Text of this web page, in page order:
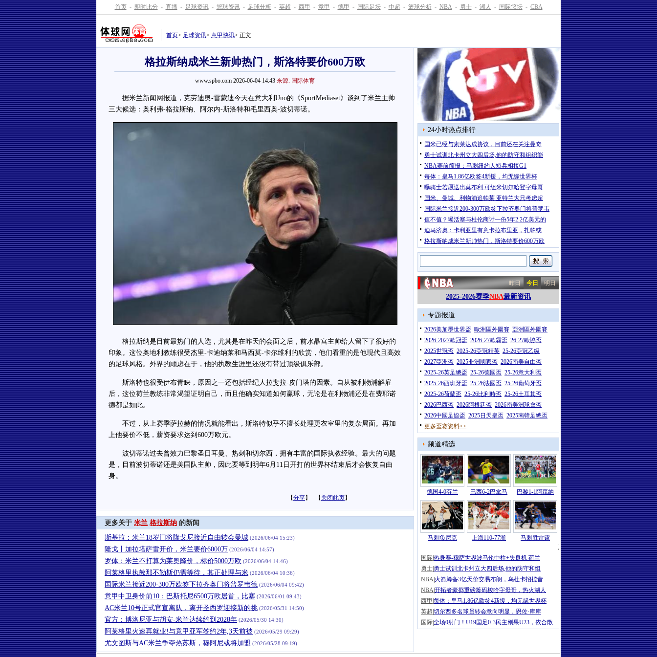
首页 - 即时比分 - 直播 - 足球资讯 - 篮球资讯 - 足球分析 - 英超 - 西甲 - 意甲 - 德甲 - 国际足坛 - 中超 - 篮球分析 - NBA - 勇士 - 湖人 - 国际篮坛 - CBA
首页> 足球资讯> 意甲快讯> 正文
格拉斯纳成米兰新帅热门，斯洛特要价600万欧
www.spbo.com 2026-06-04 14:43 来源: 国际体育
据米兰新闻网报道，克劳迪奥-雷蒙迪今天在意大利Uno的《SportMediaset》谈到了米兰主帅
三大候选：奥利弗-格拉斯纳、阿尔内-斯洛特和毛里西奥-波切蒂诺。
格拉斯纳是目前最热门的人选，尤其是在昨天的会面之后，前水晶宫主帅给人留下了很好的
印象。这位奥地利教练很受杰里-卡迪纳莱和马西莫-卡尔维利的欣赏，他们看重的是他现代且高效
的足球风格。外界的顾虑在于，他的执教生涯里还没有带过顶级俱乐部。
斯洛特也很受伊布青睐，原因之一还包括经纪人拉斐拉-皮门塔的因素。自从被利物浦解雇
后，这位荷兰教练非常渴望证明自己，而且他确实知道如何赢球，无论是在利物浦还是在费耶诺
德都是如此。
不过，从上赛季萨拉赫的情况就能看出，斯洛特似乎不擅长处理更衣室里的复杂局面。再加
上他要价不低，薪资要求达到600万欧元。
波切蒂诺过去曾效力巴黎圣日耳曼、热刺和切尔西，拥有丰富的国际执教经验。最大的问题
是，目前波切蒂诺还是美国队主帅，因此要等到明年6月11日开打的世界杯结束后才会恢复自由
身。
【分享】 【 关闭此页】
更多关于 米兰 格拉斯纳 的新闻
斯基拉：米兰18岁门将隆戈尼接近自由转会曼城 (2026/06/04 15:23)
隆戈丨加拉塔萨雷开价，米兰要价6000万 (2026/06/04 14:57)
罗体：米兰不打算为莱奥降价，标价5000万欧 (2026/06/04 14:46)
阿莱格里执教那不勒斯仍需等待，其正处理与米 (2026/06/04 10:36)
国际米兰接近200-300万欧签下拉齐奥门将普罗韦德 (2026/06/04 09:42)
意甲中卫身价前10：巴斯托尼6500万欧居首，比塞 (2026/06/01 09:43)
AC米兰10号正式官宣离队，离开圣西罗迎接新的挑 (2026/05/31 14:50)
官方：博洛尼亚与胡安-米兰达续约到2028年 (2026/05/30 14:30)
阿莱格里火速再就业!与意甲亚军签约2年,3天前被 (2026/05/29 09:29)
尤文图斯与AC米兰争夺热苏斯，穆阿尼或将加盟 (2026/05/28 09:19)
24小时热点排行
国米已经与索莱达成协议，目前还在关注曼奇
勇士试训北卡州立大四后场,他的防守和组织能
NBA赛前简报：马刺纽约人短兵相接G1
每体：皇马1.86亿欧签4新援，均无缘世界杯
曝骑士若愿送出莫布利 可组米切尔哈登字母哥
国米、曼城、利物浦追帕莱 亚特兰大只考虑超
国际米兰接近200-300万欧签下拉齐奥门将普罗韦
值不值？曝活塞与杜伦商讨一份5年2.2亿美元的
迪马济奥：卡利亚里有意卡拉布里亚，扎帕或
格拉斯纳成米兰新帅热门，斯洛特要价600万欧
昨日 今日 明日
2025-2026赛季NBA最新资讯
专题报道
2026美加墨世界盃 歐洲區外圍賽 亞洲區外圍賽
2026-2027歐冠盃 2026-27歐霸盃 26-27歐協盃
2025世冠盃 2025-26亞冠精英 25-26亞冠乙级
2027亞洲盃 2025非洲國家盃 2026南美自由盃
2025-26英足總盃 25-26德國盃 25-26意大利盃
2025-26西班牙盃 25-26法國盃 25-26葡萄牙盃
2025-26荷蘭盃 25-26比利時盃 25-26土耳其盃
2026巴西盃 2026阿根廷盃 2026南美洲球會盃
2026中國足協盃 2025日天皇盃 2025南韓足總盃
更多盃赛资料>>
频道精选
德国4-0芬兰 巴西6-2巴拿马 巴黎1-1阿森纳
马刺负尼克 上海110-77浙
马刺胜雷霆
NBA |NBA总决赛G1-马刺负尼克斯 文
国际热身赛-穆萨世界波马伦中柱+失良机 荷兰
勇士 勇士试训北卡州立大四后场,他的防守和组
NBA 火箭筹备3亿天价交易布朗，乌杜卡招揽昔
NBA开拓者豪掷重磅筹码梭哈字母哥，热火湖人
西甲 每体：皇马1.86亿欧签4新援，均无缘世界杯
英超 切尔西多名球员转会意向明显，恩佐·库库
国际全场0射门！U19国足0-3民主刚果U23，依合散